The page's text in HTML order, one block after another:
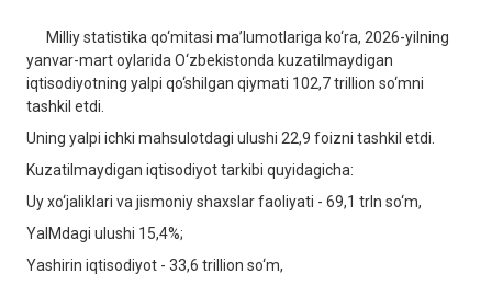
Milliy statistika qo‘mitasi ma’lumotlariga ko‘ra, 2026-yilning
yanvar-mart oylarida O‘zbekistonda kuzatilmaydigan
iqtisodiyotning yalpi qo‘shilgan qiymati 102,7 trillion so‘mni
tashkil etdi.
Uning yalpi ichki mahsulotdagi ulushi 22,9 foizni tashkil etdi.
Kuzatilmaydigan iqtisodiyot tarkibi quyidagicha:
Uy xo‘jaliklari va jismoniy shaxslar faoliyati - 69,1 trln so‘m,
YaIMdagi ulushi 15,4%;
Yashirin iqtisodiyot - 33,6 trillion so‘m,